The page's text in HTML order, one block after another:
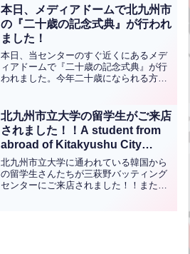
す！おめでとうございます！年末年始に
もイベント...全文はクリック
本日、メディアドームで北九州市
の『二十歳の記念式典』が行われ
ました！
本日、当センターのすぐ近くにあるメデ
ィアドームで『二十歳の記念式典』が行
われました。今年二十歳になられる方々
で小２から練習をしてくれているお客様
です。立派な姿になりまし...全文はクリ
ック
北九州市立大学の留学生がご来店
されました！！A student from
abroad of Kitakyushu City
University has visited our
batting center !(英中翻訳)
北九州市立大学に通われている韓国から
の留学生さんたちが三萩野バッティング
センターにご来店されました！！またの